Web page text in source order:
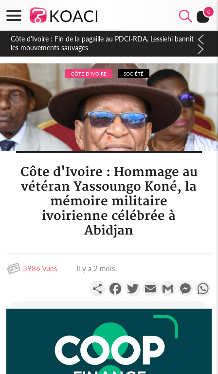
0
Côte d'Ivoire : Ouattara promet des sanctions contre les
déguerpissements illégaux
CÔTE D'IVOIRE SOCIÉTÉ
Côte d'Ivoire : Hommage au
vétéran Yassoungo Koné, la
mémoire militaire
ivoirienne célébrée à
Abidjan
3986 Vues Il y a 2 mois
PartagerFacebookTwitterEmail Gmail